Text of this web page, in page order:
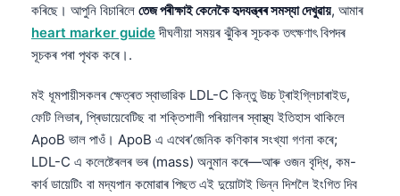
কৰিছে। আপুনি বিচাৰিলে তেজ পৰীক্ষাই কেনেকৈ হৃদযন্ত্ৰৰ সমস্যা দেখুৱায়, আমাৰ
heart marker guideদীঘলীয়া সময়ৰ ঝুঁকিৰ সূচকক তৎক্ষণাৎ বিপদৰ
সূচকৰ পৰা পৃথক কৰে।.
মই ধূমপায়ীসকলৰ ক্ষেত্ৰত স্বাভাৱিক LDL-C কিন্তু উচ্চ ট্ৰাইগ্লিচাৰাইড,
ফেটি লিভাৰ, প্ৰিডায়েবেটিছ বা শক্তিশালী পৰিয়ালৰ স্বাস্থ্য ইতিহাস থাকিলে
ApoB ভাল পাওঁ। ApoB এ এথেৰ’জেনিক কণিকাৰ সংখ্যা গণনা কৰে;
LDL-C এ কলেষ্টেৰলৰ ভৰ (mass) অনুমান কৰে—আৰু ওজন বৃদ্ধি, কম-
কাৰ্ব ডায়েটিং বা মদ্যপান কমোৱাৰ পিছত এই দুয়োটাই ভিন্ন দিশলৈ ইংগিত দিব